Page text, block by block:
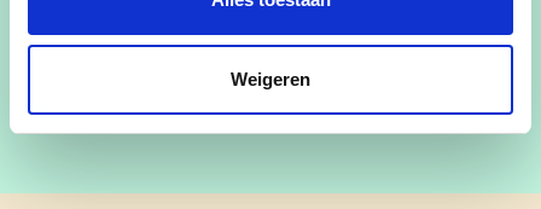
Weigeren
tel:0478/26.20.95